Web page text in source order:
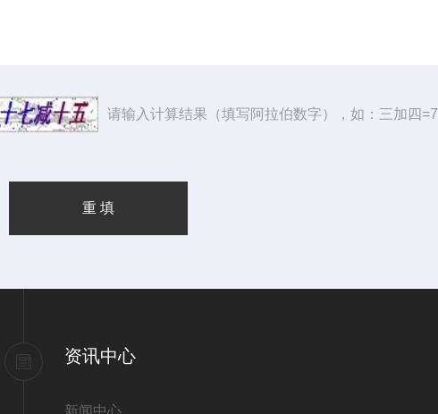
请输入计算结果（填写阿拉伯数字），如：三加四=7
资讯中心
新闻中心